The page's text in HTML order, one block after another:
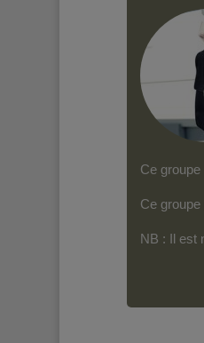
Ce groupe
Ce
NB : Il est